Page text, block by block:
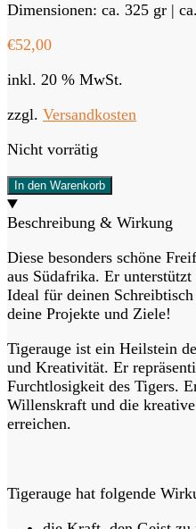
Dimensionen: ca. 325 gr |
€52,00
inkl. 20 % MwSt.
zzgl. Versandkosten
Nicht vorrätig
In den Warenkorb
Beschreibung & Wirkung
Diese besonders schöne
aus Südafrika. Er
Ideal für deinen
deine Projekte und Ziele!
Tigerauge ist ein Heilstein
und Kreativität. Er
Furchtlosigkeit des Tigers.
Willenskraft und die
erreichen.
Tigerauge hat folgende